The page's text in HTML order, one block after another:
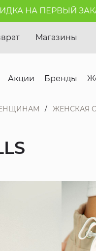
НА ПЕРВЫЙ ЗАКАЗ
Магазины
Акции Бренды
ЖЕНСКАЯ